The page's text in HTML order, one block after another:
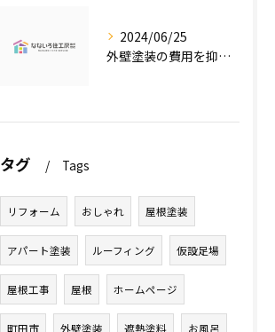
2024/06/25
外壁塗装の費用を抑えたい人必見！低価格で高品質な外壁塗装工事のポイントとは？
タグ Tags
リフォーム おしゃれ 屋根塗装
アパート塗装 ルーフィング 仮設足場
屋根工事 屋根 ホームページ
町田市 外壁塗装 遮熱塗料 お風呂